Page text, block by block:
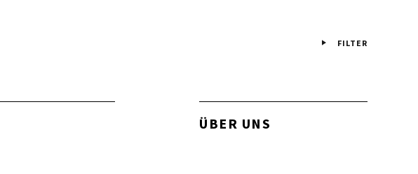
FILTER
ÜBER UNS